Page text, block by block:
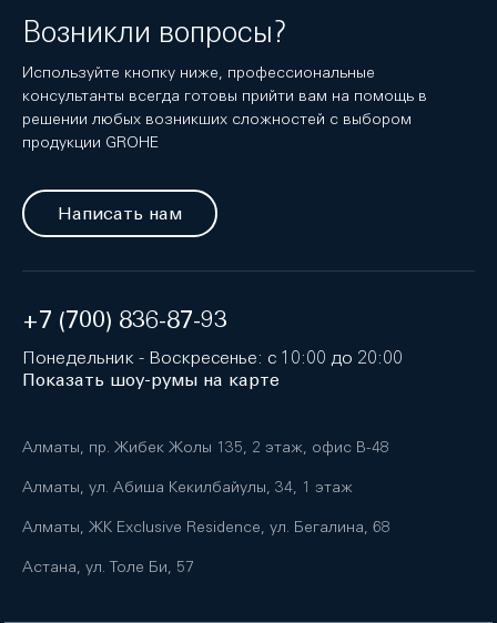
Возникли вопросы?
Используйте кнопку ниже, профессиональные
консультанты всегда готовы прийти вам на помощь в
решении любых возникших сложностей с выбором
продукции GROHE
Написать нам
+7 (700) 836-87-93
Понедельник - Воскресенье: с 10:00 до 20:00
Показать шоу-румы на карте
Алматы, пр. Жибек Жолы 135, 2 этаж, офис B-48
Алматы, ул. Абиша Кекилбайулы, 34, 1 этаж
Алматы, ЖК Exclusive Residence, ул. Бегалина, 68
Астана, ул. Толе Би, 57